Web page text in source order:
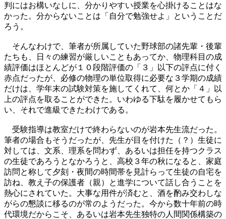
判にはお構いなしに、 分かりやすい授業を心掛けることはな
かった。分からないことは「 自分で勉強せよ」ということだ
ろう。
そんなわけで、筆者が所属していた野球部の諸先輩・後輩
たちも、
日々の練習が厳しいこともあってか、 物理科目の成
績評価はほとんどが１０段階評価の「３」
以下の評点に付く
赤点だったが、 必修の物理の単位取得に必要な３学期の成績
だけは、 学年末の試験対策を施してくれて、何とか「４」
以
上の評点を取ることができた。いわゆる下駄を履かせてもら
い、 それで進級できたわけである。
受験指導は教室だけで終わらないのが岩本先生流だった。
筆者の場合もそうだったが、先生が目を付けた（？） 生徒に
対しては、文系、理系を問わず、 あるいは担任を持つクラス
の生徒であろうとなかろうと、 高校３年の秋になると、家庭
訪問と称して夕刻・ 夜間の時間帯を見計らって生徒の自宅を
訪ね、教え子の保護者（親）と進学について話し合うことを
熱心にされていた。 大事な用件が済むと、 酒を酌み交わしな
がらの懇談に移るのが常のようだった。 今から数十年前の時
代環境だからこそ、 あるいは岩本先生独特の人間関係構築の